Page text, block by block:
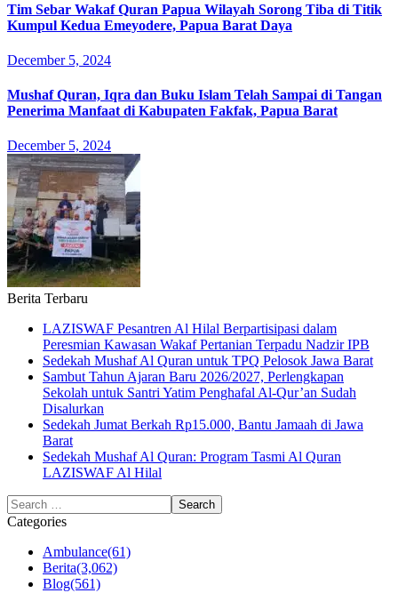
Tim Sebar Wakaf Quran Papua Wilayah Sorong Tiba di Titik
Kumpul Kedua Emeyodere, Papua Barat Daya
December 5, 2024
Mushaf Quran, Iqra dan Buku Islam Telah Sampai di Tangan
Penerima Manfaat di Kabupaten Fakfak, Papua Barat
December 5, 2024
Berita Terbaru
LAZISWAF Pesantren Al Hilal Berpartisipasi dalam
Peresmian Kawasan Wakaf Pertanian Terpadu Nadzir IPB
Sedekah Mushaf Al Quran untuk TPQ Pelosok Jawa Barat
Sambut Tahun Ajaran Baru 2026/2027, Perlengkapan
Sekolah untuk Santri Yatim Penghafal Al-Qur’an Sudah
Disalurkan
Sedekah Jumat Berkah Rp15.000, Bantu Jamaah di Jawa
Barat
Sedekah Mushaf Al Quran: Program Tasmi Al Quran
LAZISWAF Al Hilal
Categories
Ambulance(61)
Berita(3,062)
Blog(561)